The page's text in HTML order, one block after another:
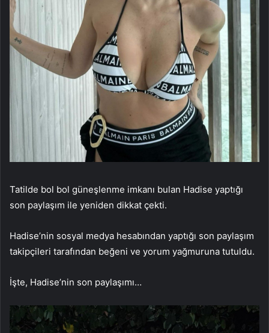
Tatilde bol bol güneşlenme imkanı bulan Hadise yaptığı
son paylaşım ile yeniden dikkat çekti.
Hadise’nin sosyal medya hesabından yaptığı son paylaşım
takipçileri tarafından beğeni ve yorum yağmuruna tutuldu.
İşte, Hadise’nin son paylaşımı…